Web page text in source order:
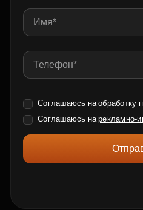
Соглашаюсь на обработку
Соглашаюсь нарекламно-